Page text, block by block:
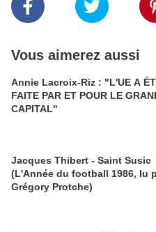
Vous aimerez aussi
Annie Lacroix-Riz : "L'UE A
FAITE PAR ET POUR LE
CAPITAL"
Jacques Thibert - Saint Susic
(L'Année du football 1986, lu
Grégory Protche)